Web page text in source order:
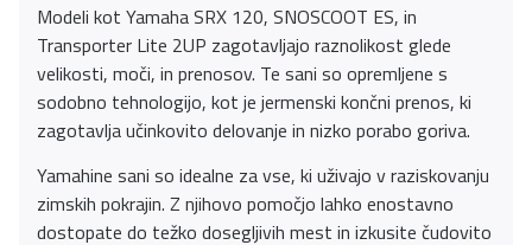
Modeli kot Yamaha SRX 120, SNOSCOOT ES, in
Transporter Lite 2UP zagotavljajo raznolikost glede
velikosti, moči, in prenosov. Te sani so opremljene s
sodobno tehnologijo, kot je jermenski končni prenos, ki
zagotavlja učinkovito delovanje in nizko porabo goriva.
Yamahine sani so idealne za vse, ki uživajo v raziskovanju
zimskih pokrajin. Z njihovo pomočjo lahko enostavno
dostopate do težko dosegljivih mest in izkusite čudovito